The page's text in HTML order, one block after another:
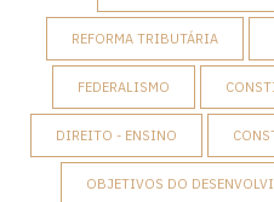
REFORMA TRIBUTÁRIA
FEDERALISMO
DIREITO - ENSINO
OBJETIVOS DO